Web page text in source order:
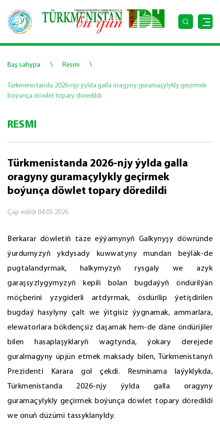
Baş sahypa \ Resmi \
Türkmenistanda 2026-njy ýylda galla oragyny guramaçylykly geçirmek
boýunça döwlet topary döredildi
RESMI
Türkmenistanda 2026-njy ýylda galla
oragyny guramaçylykly geçirmek
boýunça döwlet topary döredildi
Çap edildi 04.05.2026
Berkarar döwletiň täze eýýamynyň Galkynyşy döwründe
ýurdumyzyň ykdysady kuwwatyny mundan beýläk-de
pugtalandyrmak, halkymyzyň rysgaly we azyk
garaşsyzlygymyzyň kepili bolan bugdaýyň öndürilýän
möçberini yzygiderli artdyrmak, ösdürilip ýetişdirilen
bugdaý hasylyny çalt we ýitgisiz ýygnamak, ammarlara,
elewatorlara bökdençsiz daşamak hem-de däne öndürijiler
bilen hasaplaşyklaryň wagtynda, ýokary derejede
guralmagyny üpjün etmek maksady bilen, Türkmenistanyň
Prezidenti Karara gol çekdi. Resminama laýyklykda,
Türkmenistanda 2026-njy ýylda galla oragyny
guramaçylykly geçirmek boýunça döwlet topary döredildi
we onuň düzümi tassyklanyldy.